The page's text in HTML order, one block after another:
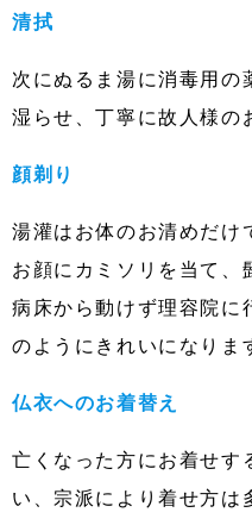
清拭
次にぬるま湯に消毒用の
湿らせ、丁寧に故人様の
顔剃り
湯灌はお体のお清めだけ
お顔にカミソリを当て、
病床から動けず理容院に
のようにきれいになりま
仏衣へのお着替え
亡くなった方にお着せす
い、宗派により着せ方は